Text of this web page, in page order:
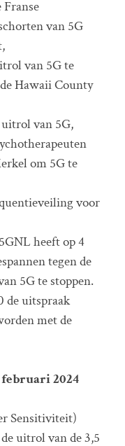
van 5G
van 5G te
Hawaii County
van 5G,
om 5G te
voor
heeft op 4
tegen de
5G te stoppen.
de uitspraak
met de
2024
Sensitiviteit)
uitrol van de 3,5